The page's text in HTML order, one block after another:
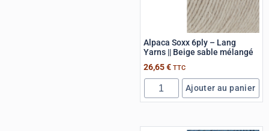
Alpaca Soxx 6ply – Lang
Yarns || Beige sable mélangé
26,65€ TTC
Ajouter au panier